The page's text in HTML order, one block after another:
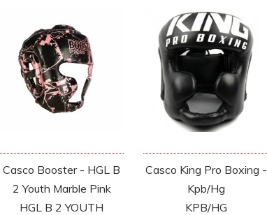
Casco Booster - HGL B
2 Youth Marble Pink
HGL B 2 YOUTH
Casco King Pro Boxing -
Kpb/Hg
KPB/HG